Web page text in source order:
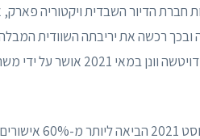
ובכך רכשה את יריבתה השוודית